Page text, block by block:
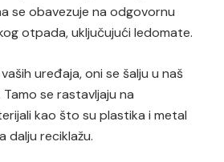
se obavezuje na odgovornu
otpada, uključujući ledomate.
uređaja, oni se šalju u naš
se rastavljaju na
kao što su plastika i metal
dalju reciklažu.